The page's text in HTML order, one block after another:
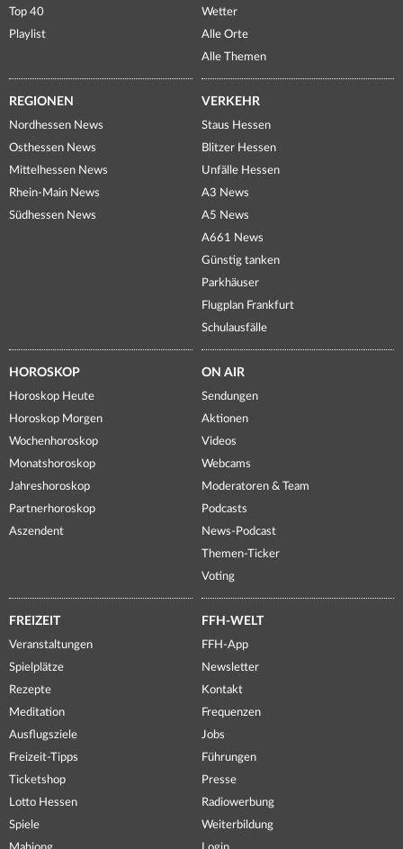
Top 40
Playlist
Wetter
Alle Orte
Alle Themen
REGIONEN
Nordhessen News
Osthessen News
Mittelhessen News
Rhein-Main News
Südhessen News
VERKEHR
Staus Hessen
Blitzer Hessen
Unfälle Hessen
A3 News
A5 News
A661 News
Günstig tanken
Parkhäuser
Flugplan Frankfurt
Schulausfälle
HOROSKOP
Horoskop Heute
Horoskop Morgen
Wochenhoroskop
Monatshoroskop
Jahreshoroskop
Partnerhoroskop
Aszendent
ON AIR
Sendungen
Aktionen
Videos
Webcams
Moderatoren & Team
Podcasts
News-Podcast
Themen-Ticker
Voting
FREIZEIT
Veranstaltungen
Spielplätze
Rezepte
Meditation
Ausflugsziele
Freizeit-Tipps
Ticketshop
Lotto Hessen
Spiele
FFH-WELT
FFH-App
Newsletter
Kontakt
Frequenzen
Jobs
Führungen
Presse
Radiowerbung
Weiterbildung